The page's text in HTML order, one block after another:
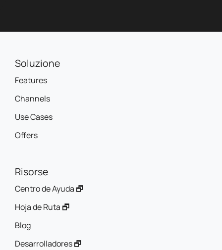
Soluzione
Features
Channels
Use Cases
Offers
Risorse
Centro de Ayuda 🗗
Hoja de Ruta 🗗
Blog
Desarrolladores 🗗